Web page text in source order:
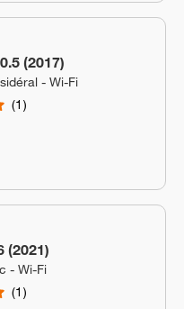
(2017)
- Wi-Fi
1
(2021)
- Wi-Fi
1